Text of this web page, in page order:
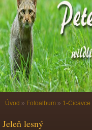
Úvod » Fotoalbum » 1-Cicavce
Jeleň lesný